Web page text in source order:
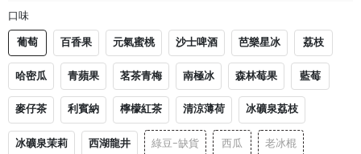
口味
葡萄 百香果 元氣蜜桃 沙士啤酒 芭樂星冰
荔枝
哈密瓜
青蘋果 茗茶青梅 南極冰 森林莓果
藍莓
麥仔茶
利賓納 檸檬紅茶 清涼薄荷 冰礦泉荔枝
冰礦泉茉莉 西湖龍井 綠豆-缺貨 西瓜 老冰棍